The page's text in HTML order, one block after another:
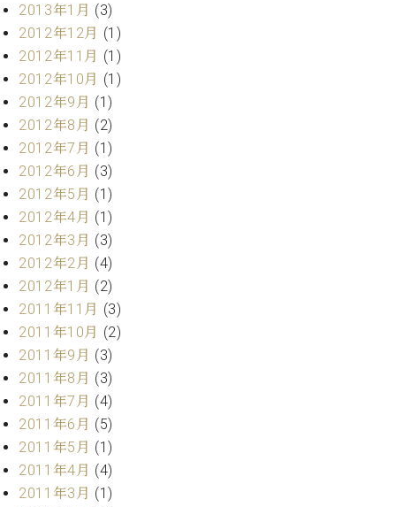
尾山調律師のブ
ログ Die
Musikgasse（音
楽の小道）
2013年1月 (3)
2012年12月 (1)
2012年11月 (1)
2012年10月 (1)
2012年9月 (1)
2012年8月 (2)
2012年7月 (1)
2012年6月 (3)
2012年5月 (1)
2012年4月 (1)
2012年3月 (3)
2012年2月 (4)
2012年1月 (2)
2011年11月 (3)
2011年10月 (2)
2011年9月 (3)
2011年8月 (3)
2011年7月 (4)
2011年6月 (5)
2011年5月 (1)
2011年4月 (4)
2011年3月 (1)